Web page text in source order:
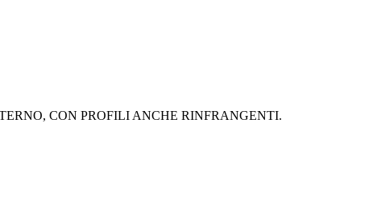
CON PROFILI ANCHE RINFRANGENTI.